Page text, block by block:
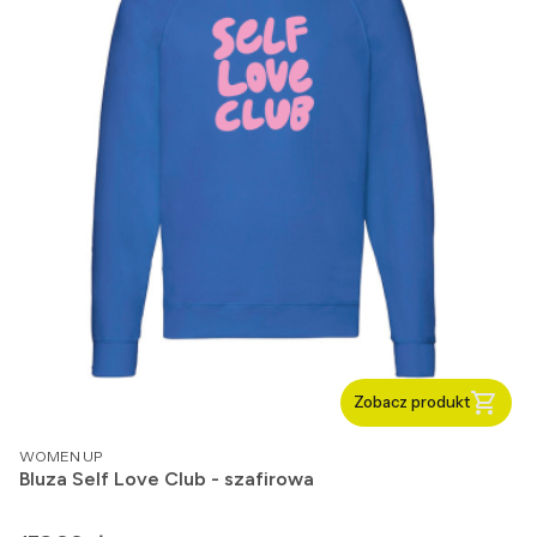
Zobacz produkt
PRODUCENT
WOMEN UP
Bluza Self Love Club - szafirowa